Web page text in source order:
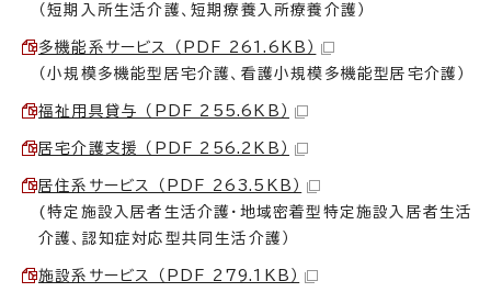
（短期入所生活介護、短期療養入所療養介護）
多機能系サービス （PDF 261.6KB）
（小規模多機能型居宅介護、看護小規模多機能型居宅介護）
福祉用具貸与 （PDF 255.6KB）
居宅介護支援 （PDF 256.2KB）
居住系サービス （PDF 263.5KB）
(特定施設入居者生活介護・地域密着型特定施設入居者生活
介護、認知症対応型共同生活介護）
施設系サービス （PDF 279.1KB）